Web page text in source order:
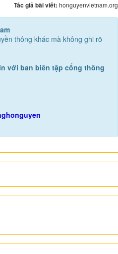
Tác giả bài viết: honguyenvietnam.org
thông khác mà không ghi rõ
với ban biên tập cổng thông